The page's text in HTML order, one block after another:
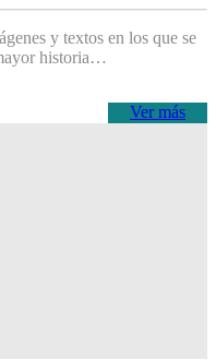
y textos en los que se
historia…
Ver más